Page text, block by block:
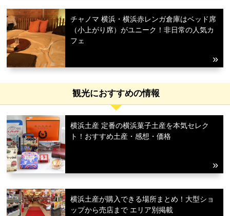
チャノマ 横浜・横浜赤レンガ倉庫はベッド席
（小上がり席）がユニーク！非日常の人気カ
フェ
観光におすすめの情報
横浜土産 定番の横浜菓子土産を本気セレク
ト！おすすめ土産・感想・価格
横浜土産が購入できる場所まとめ！大型ショ
ップから売店まで エリア別掲載